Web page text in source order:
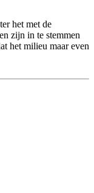
het met de
zijn in te stemmen
het milieu maar even